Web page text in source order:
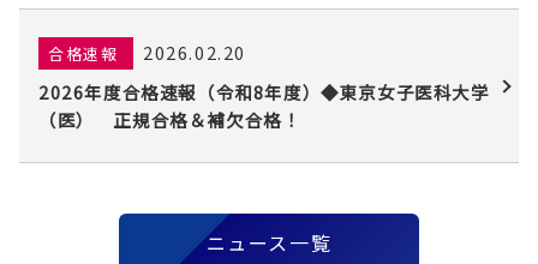
合格速報
2026.02.20
2026年度合格速報（令和8年度）◆東京女子医科大学
（医） 正規合格＆補欠合格！
ニュース一覧